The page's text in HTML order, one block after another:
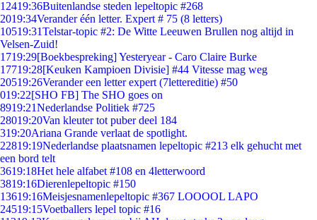
12419:36Buitenlandse steden lepeltopic #268
2019:34Verander één letter. Expert # 75 (8 letters)
10519:31Telstar-topic #2: De Witte Leeuwen Brullen nog altijd in
Velsen-Zuid!
1719:29[Boekbespreking] Yesteryear - Caro Claire Burke
17719:28[Keuken Kampioen Divisie] #44 Vitesse mag weg
20519:26Verander een letter expert (7lettereditie) #50
019:22[SHO FB] The SHO goes on
8919:21Nederlandse Politiek #725
28019:20Van kleuter tot puber deel 184
319:20Ariana Grande verlaat de spotlight.
22819:19Nederlandse plaatsnamen lepeltopic #213 elk gehucht met
een bord telt
3619:18Het hele alfabet #108 en 4letterwoord
3819:16Dierenlepeltopic #150
13619:16Meisjesnamenlepeltopic #367 LOOOOL LAPO
24519:15Voetballers lepel topic #16